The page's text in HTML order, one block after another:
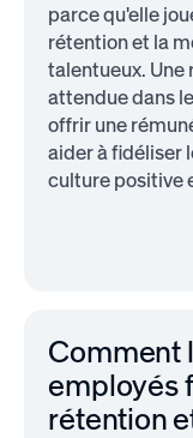
parce qu'elle
rétention et la
talentueux.
attendue dans
offrir une
aider à fidéliser
culture positive
Comment
employés
rétention